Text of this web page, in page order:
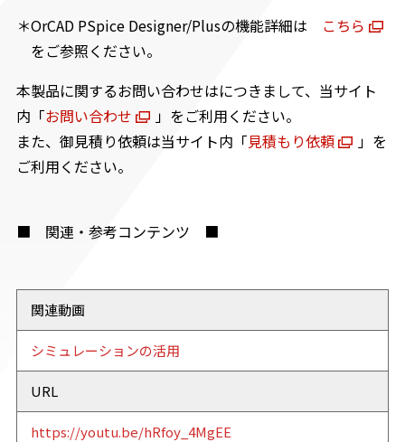
＊OrCAD PSpice Designer/Plusの機能詳細は こちら
をご参照ください。
本製品に関するお問い合わせはにつきまして、当サイト
内「お問い合わせ
」をご利用ください。
また、御見積り依頼は当サイト内「見積もり依頼
」を
ご利用ください。
■ 関連・参考コンテンツ ■
関連動画
シミュレーションの活用
URL
https://youtu.be/hRfoy_4MgEE